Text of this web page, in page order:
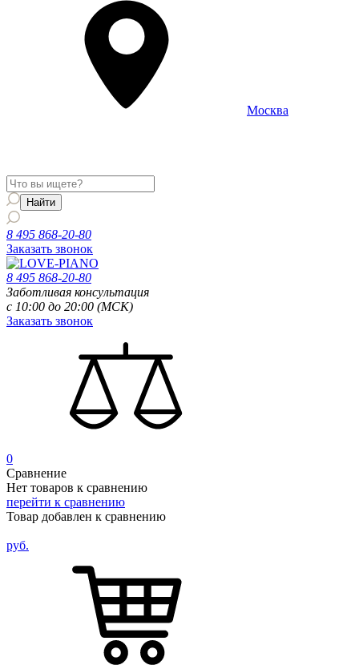
Москва
8 495 868-20-80
Заказать звонок
8 495 868-20-80
Заботливая консультация
с 10:00 до 20:00 (МСК)
Заказать звонок
0
Сравнение
Нет товаров к сравнению
перейти к сравнению
Товар добавлен к сравнению
руб.